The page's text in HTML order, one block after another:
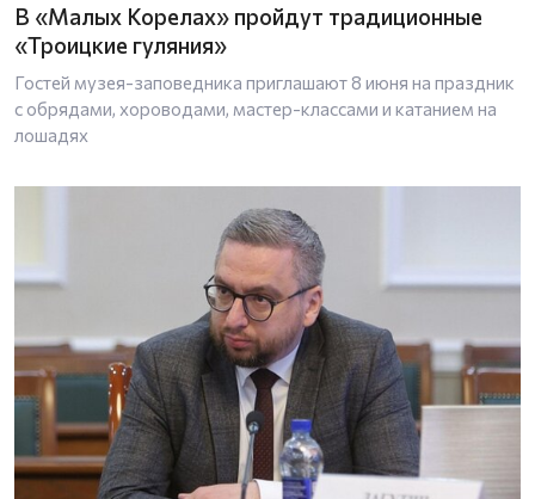
В «Малых Корелах» пройдут традиционные
«Троицкие гуляния»
Гостей музея-заповедника приглашают 8 июня на праздник
с обрядами, хороводами, мастер-классами и катанием на
лошадях